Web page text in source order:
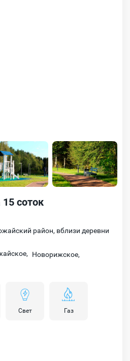
соток
район, вблизи деревни
Новорижское,
Свет Газ